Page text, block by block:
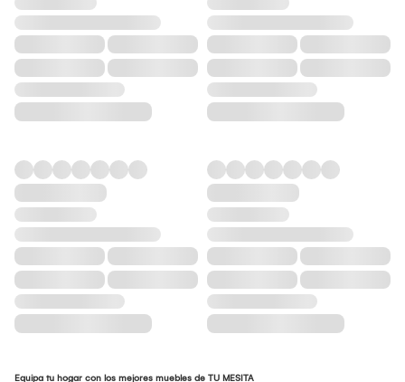
Equipa tu hogar con los mejores muebles de TU MESITA